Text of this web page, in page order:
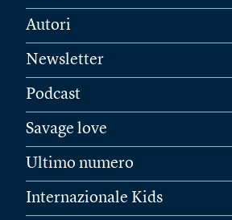
Autori
Newsletter
Podcast
Savage love
Ultimo numero
Internazionale Kids